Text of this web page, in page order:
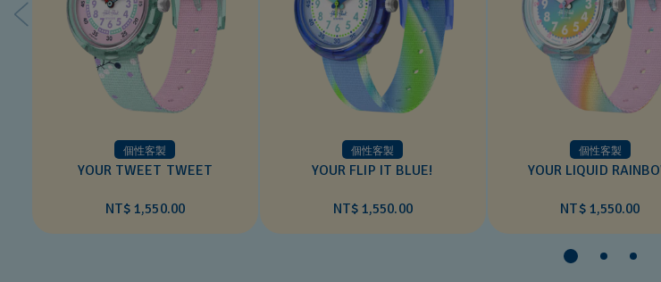
個性客製
YOUR TWEET TWEET
NT$ 1,550.00
個性客製
YOUR FLIP IT BLUE!
NT$ 1,550.00
個性客製
YOUR LIQUID
NT$ 1,550.00